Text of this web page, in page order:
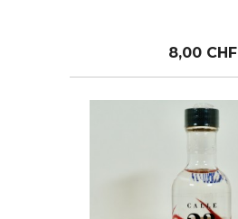
8,00 CHF